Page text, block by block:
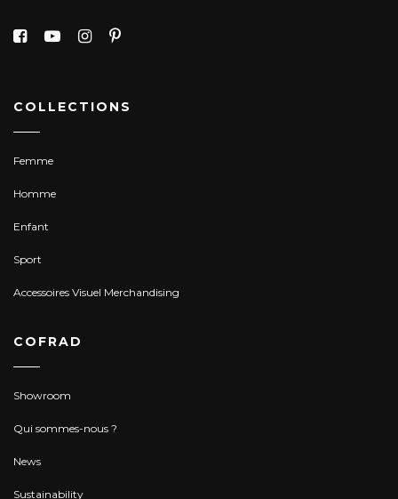
COLLECTIONS
Femme
Homme
Enfant
Sport
Accessoires Visuel Merchandising
COFRAD
Showroom
Qui sommes-nous ?
News
Sustainability